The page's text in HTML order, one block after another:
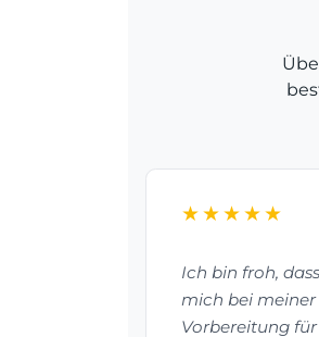
★★★★★
Ich bin froh,
mich bei meiner
Vorbereitung für